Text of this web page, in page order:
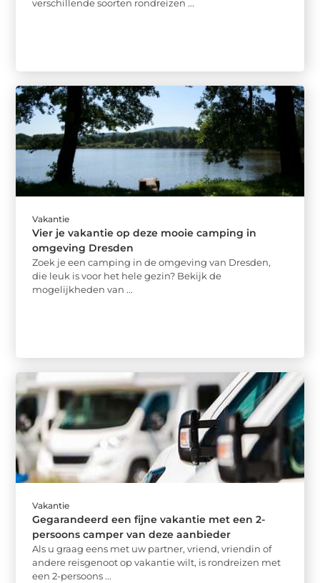
verschillende soorten rondreizen ...
Vakantie
Vier je vakantie op deze mooie camping in
omgeving Dresden
Zoek je een camping in de omgeving van Dresden,
die leuk is voor het hele gezin? Bekijk de
mogelijkheden van ...
Vakantie
Gegarandeerd een fijne vakantie met een 2-
persoons camper van deze aanbieder
Als u graag eens met uw partner, vriend, vriendin of
andere reisgenoot op vakantie wilt, is rondreizen met
een 2-persoons ...